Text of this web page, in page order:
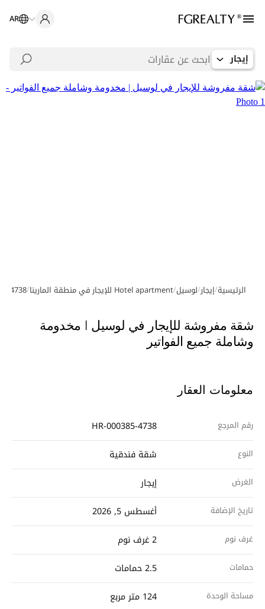
AR
إيجار
معرض الصور
الرئيسية/إيجار/لوسيل/Hotel apartment للإيجار في منطقة المارينا /
4738
شقة مفروشة للإيجار في لوسيل | مخدومة
وشاملة جميع الفواتير
معلومات العقار
رقم المرجع HR-000385-4738
النوع شقة فندقية
الغرض إيجار
تاريخ الإضافة أغسطس 5, 2026
غرف نوم 2 غرف نوم
حمامات 2.5 حمامات
مساحة الوحدة 124 متر مربع